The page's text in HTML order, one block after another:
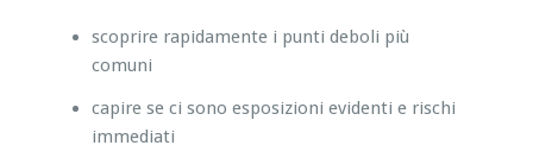
scoprire rapidamente i punti deboli più
comuni
capire se ci sono esposizioni evidenti e rischi
immediati